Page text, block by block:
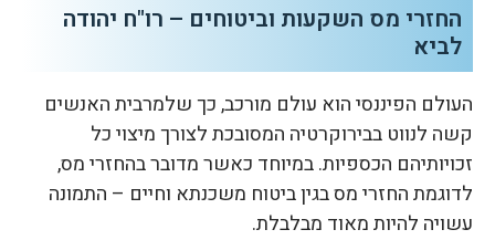
החזרי מס השקעות וביטוחים – רו"ח יהודה
לביא
העולם הפיננסי הוא עולם מורכב, כך שלמרבית האנשים
קשה לנווט בבירוקרטיה המסובכת לצורך מיצוי כל
זכויותיהם הכספיות. במיוחד כאשר מדובר בהחזרי מס,
לדוגמת החזרי מס בגין ביטוח משכנתא וחיים – התמונה
עשויה להיות מאוד מבלבלת.